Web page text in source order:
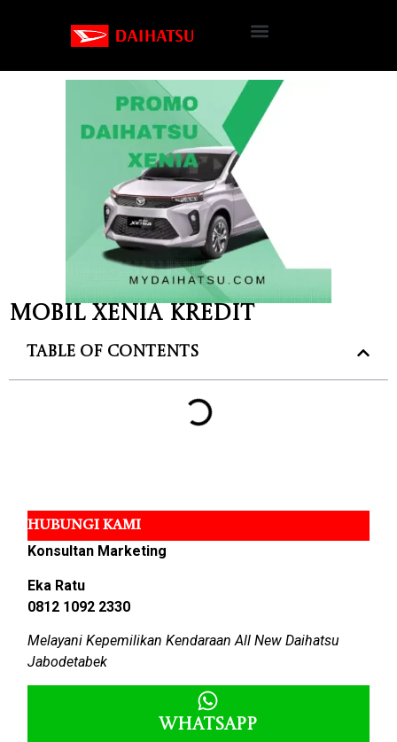
Mobil Xenia kredit
Table of Contents
HUBUNGI KAMI
Konsultan Marketing
Eka Ratu
0812 1092 2330
Melayani Kepemilikan Kendaraan All New Daihatsu
Jabodetabek
Whatsapp